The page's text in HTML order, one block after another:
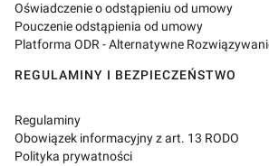
Oświadczenie o odstąpieniu od umowy
Pouczenie odstąpienia od umowy
Platforma ODR - Alternatywne
REGULAMINY I BEZPIECZEŃSTWO
Regulaminy
Obowiązek informacyjny z art. 13 RODO
Polityka prywatności